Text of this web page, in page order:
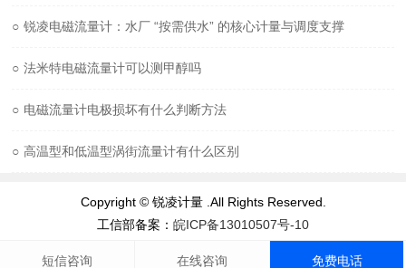
○ 锐凌电磁流量计：水厂 “按需供水” 的核心计量与调度支撑
○ 法米特电磁流量计可以测甲醇吗
○ 电磁流量计电极损坏有什么判断方法
○ 高温型和低温型涡街流量计有什么区别
Copyright © 锐凌计量 .All Rights Reserved.
工信部备案： 皖ICP备13010507号-10
短信咨询 在线咨询 免费电话